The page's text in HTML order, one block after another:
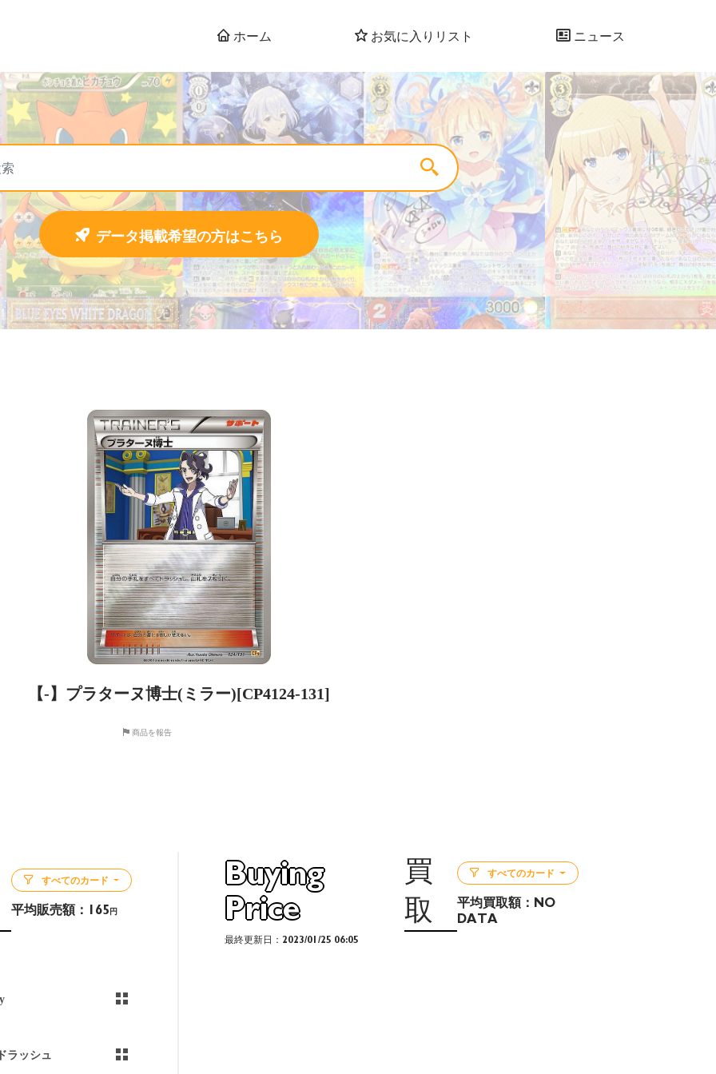
ホーム お気に入りリスト ニュース
データ掲載希望の方はこちら
【-】プラターヌ博士(ミラー)[CP4124-131]
商品を報告
すべてのカード
平均販売額： 165 円
ラッシュ
Buying
Price
買
取
最終更新日：2023/01/25 06:05
すべてのカード
平均買取額： NO
DATA